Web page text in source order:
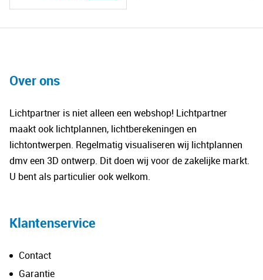
Over ons
Lichtpartner is niet alleen een webshop! Lichtpartner
maakt ook lichtplannen, lichtberekeningen en
lichtontwerpen. Regelmatig visualiseren wij lichtplannen
dmv een 3D ontwerp. Dit doen wij voor de zakelijke markt.
U bent als particulier ook welkom.
Klantenservice
Contact
Garantie